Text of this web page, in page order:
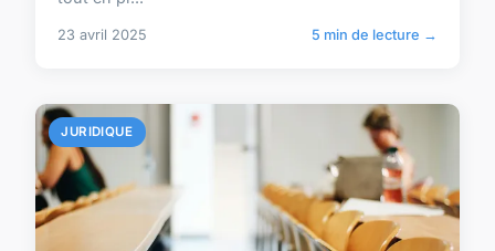
23 avril 2025 5 min de lecture →
JURIDIQUE